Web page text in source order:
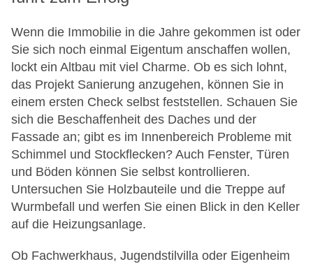
Wenn die Immobilie in die Jahre gekommen ist oder
Sie sich noch einmal Eigentum anschaffen wollen,
lockt ein Altbau mit viel Charme. Ob es sich lohnt,
das Projekt Sanierung anzugehen, können Sie in
einem ersten Check selbst feststellen. Schauen Sie
sich die Beschaffenheit des Daches und der
Fassade an; gibt es im Innenbereich Probleme mit
Schimmel und Stockflecken? Auch Fenster, Türen
und Böden können Sie selbst kontrollieren.
Untersuchen Sie Holzbauteile und die Treppe auf
Wurmbefall und werfen Sie einen Blick in den Keller
auf die Heizungsanlage.
Ob Fachwerkhaus, Jugendstilvilla oder Eigenheim